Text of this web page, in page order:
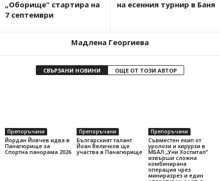
„Оборище“ стартира на
7 септември
на есенния турнир в Баня
Мадлена Георгиева
СВЪРЗАНИ НОВИНИ ОЩЕ ОТ ТОЗИ АВТОР
Препоръчани
Йордан Йовчев идва в
Панагюрище за
Спортна панорама 2026
Препоръчани
Българският талант
Йоан Величков ще
участва в Панагюрище
Препоръчани
Съвместен екип от
уролози и хирурзи в
МБАЛ „Уни Хоспитал“
извърши сложна
комбинирана
операция чрез
миниразрез и един